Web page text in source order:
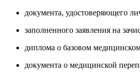
документа, удостоверяющего
заполненного заявления на
диплома о базовом
документа о медицинской